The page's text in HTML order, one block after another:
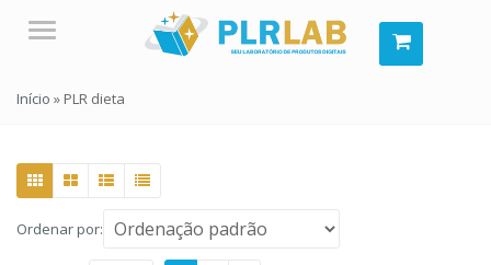
Menu
Início » PLR dieta
Ordenar por: